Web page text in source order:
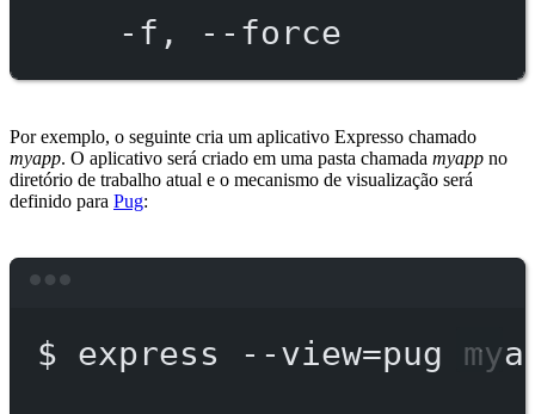
-f,
--force
Por exemplo, o seguinte cria um aplicativo Expresso chamado
myapp. O aplicativo será criado em uma pasta chamada myapp no
diretório de trabalho atual e o mecanismo de visualização será
definido para Pug:
$ express --view=pug